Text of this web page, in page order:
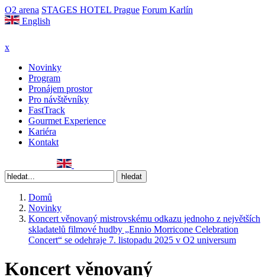
O2 arena STAGES HOTEL Prague Forum Karlín
English
x
Novinky
Program
Pronájem prostor
Pro návštěvníky
FastTrack
Gourmet Experience
Kariéra
Kontakt
Domů
Novinky
Koncert věnovaný mistrovskému odkazu jednoho z největších
skladatelů filmové hudby „Ennio Morricone Celebration
Concert“ se odehraje 7. listopadu 2025 v O2 universum
Koncert věnovaný